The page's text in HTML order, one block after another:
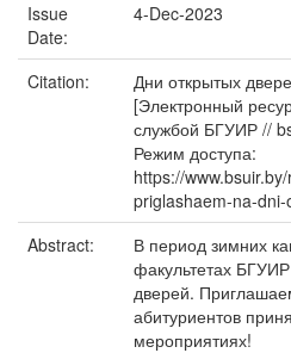
Issue
Date:
4-Dec-2023
Citation:
Дни открытых
[Электронный
службой БГУИР //
Режим доступа:
https://
priglashaem-na-
Abstract:
В период зимних
факультетах
дверей.
абитуриентов
мероприятиях!